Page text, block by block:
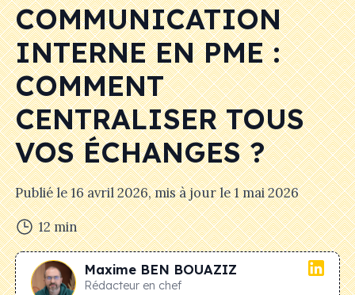
COMMUNICATION
INTERNE EN PME :
COMMENT
CENTRALISER TOUS
VOS ÉCHANGES ?
Publié le16 avril 2026, mis à jour le1 mai 2026
12 min
Maxime BEN BOUAZIZ
Rédacteur en chef